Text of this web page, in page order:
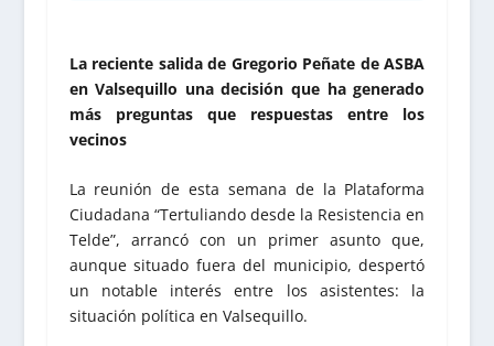
La reciente salida de Gregorio Peñate de ASBA
en Valsequillo una decisión que ha generado
más preguntas que respuestas entre los
vecinos
La reunión de esta semana de la Plataforma
Ciudadana “Tertuliando desde la Resistencia en
Telde”, arrancó con un primer asunto que,
aunque situado fuera del municipio, despertó
un notable interés entre los asistentes: la
situación política en Valsequillo.